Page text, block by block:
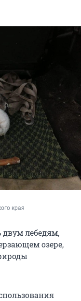
края
лебедям,
озере,